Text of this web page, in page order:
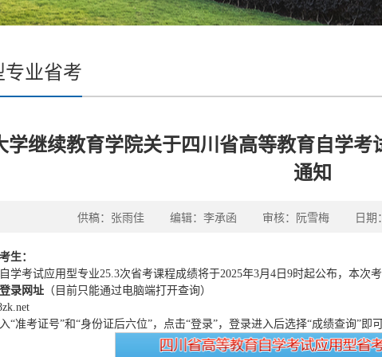
业省考
学继续教育学院关于四川省高等教育自学考
通知
供稿：张雨佳 编辑：李承函 审核：阮雪梅 日期：
生：
学考试应用型专业25.3次省考课程成绩将于2025年3月4日9时起公布，本次
录网址 （目前只能通过电脑端打开查询）
“准考证号”和“身份证后六位”，点击“登录”，登录进入后选择“成绩查询”即